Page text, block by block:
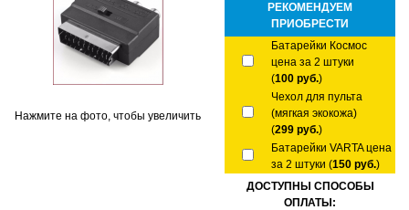
Нажмите на фото, чтобы увеличить
РЕКОМЕНДУЕМ
ПРИОБРЕСТИ
Батарейки Космос
цена за 2 штуки
(100 руб.)
Чехол для пульта
(мягкая экокожа)
(299 руб.)
Батарейки VARTA цена
за 2 штуки (150 руб.)
ДОСТУПНЫ СПОСОБЫ
ОПЛАТЫ: